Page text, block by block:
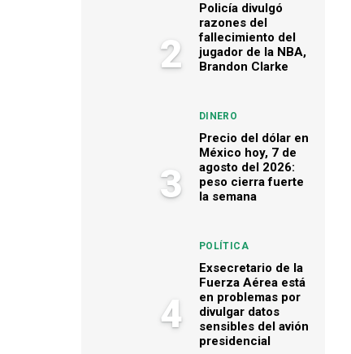
2
Policía divulgó
razones del
fallecimiento del
jugador de la NBA,
Brandon Clarke
3
DINERO
Precio del dólar en
México hoy, 7 de
agosto del 2026:
peso cierra fuerte
la semana
4
POLÍTICA
Exsecretario de la
Fuerza Aérea está
en problemas por
divulgar datos
sensibles del avión
presidencial